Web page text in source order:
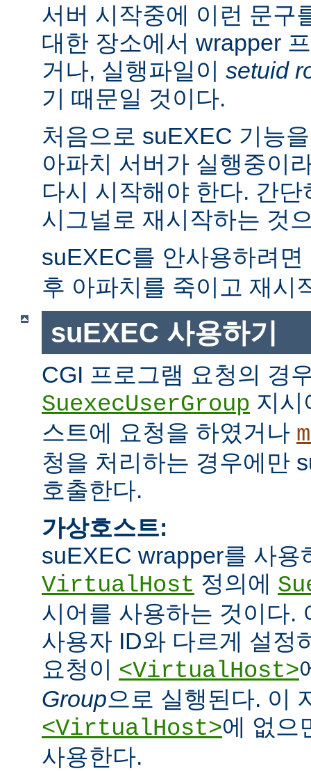
서버 시작중에 이런 문구
대한 장소에서 wrapper
거나, 실행파일이 setuid
기 때문일 것이다.
처음으로 suEXEC 기능
아파치 서버가 실행중이
다시 시작해야 한다. 간
시그널로 재시작하는 것
suEXEC를 안사용하려면
후 아파치를 죽이고 재시
suEXEC 사용하기
CGI 프로그램 요청의 경
SuexecUserGroup 지시
스트에 요청을 하였거나
청을 처리하는 경우에만
호출한다.
가상호스트:
suEXEC wrapper를 사용
VirtualHost 정의에
시어를 사용하는 것이다.
사용자 ID와 다르게 설정
요청이 <VirtualHost>
Group으로 실행된다. 이
<VirtualHost>에 없으
사용한다.